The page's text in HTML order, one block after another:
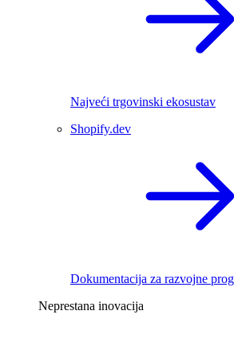
Najveći trgovinski ekosustav
Shopify.dev
Dokumentacija za razvojne
Neprestana inovacija